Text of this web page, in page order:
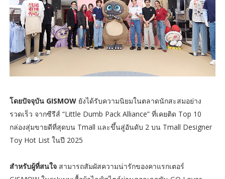
โดยปัจจุบัน GISMOWยังได้รับความนิยมในตลาดนักสะสมอย่าง
รวดเร็ว จากซีรีส์ “Little Dumb Pack Alliance” ที่เคยติด Top 10
กล่องสุ่มขายดีที่สุดบน Tmall และขึ้นสู่อันดับ 2 บน Tmall Designer
Toy Hot List ในปี 2025
สำหรับผู้ที่สนใจสามารถสัมผัสความน่ารักของคาแรกเตอร์